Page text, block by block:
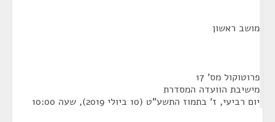
מושב ראשון
פרוטוקול מס' 17
מישיבת הוועדה המסדרת
יום רביעי, ז' בתמוז התשע"ט (10 ביולי 2019), שעה 10:00